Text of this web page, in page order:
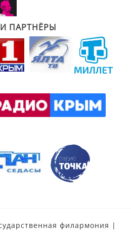
ПАРТНЁРЫ
филармония |